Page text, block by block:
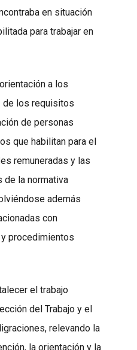
en situación
para trabajar en
a los
de los requisitos
de personas
que habilitan para el
remuneradas y las
de la normativa
además
con
procedimientos
el trabajo
del Trabajo y el
relevando la
la orientación y la